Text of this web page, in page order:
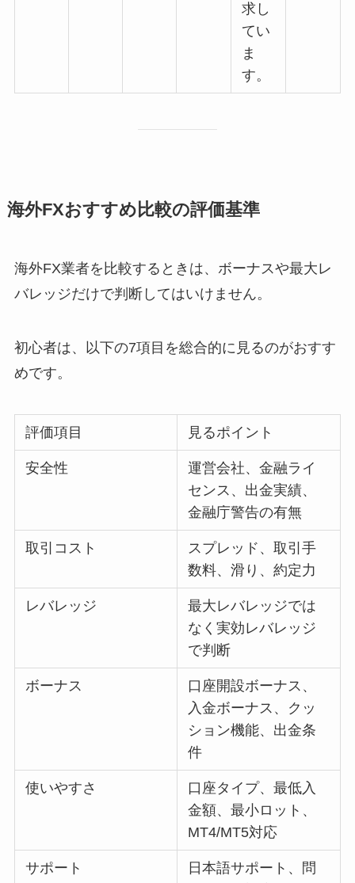
求し
てい
ま
す。
海外FXおすすめ比較の評価基準
海外FX業者を比較するときは、ボーナスや最大レ
バレッジだけで判断してはいけません。
初心者は、以下の7項目を総合的に見るのがおすす
めです。
評価項目 見るポイント
安全性
運営会社、金融ライ
センス、出金実績、
金融庁警告の有無
取引コスト
スプレッド、取引手
数料、滑り、約定力
レバレッジ
最大レバレッジでは
なく実効レバレッジ
で判断
ボーナス
口座開設ボーナス、
入金ボーナス、クッ
ション機能、出金条
件
使いやすさ
口座タイプ、最低入
金額、最小ロット、
MT4/MT5対応
サポート
日本語サポート、問